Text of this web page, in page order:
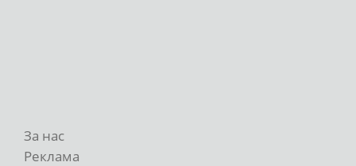
За нас
Реклама